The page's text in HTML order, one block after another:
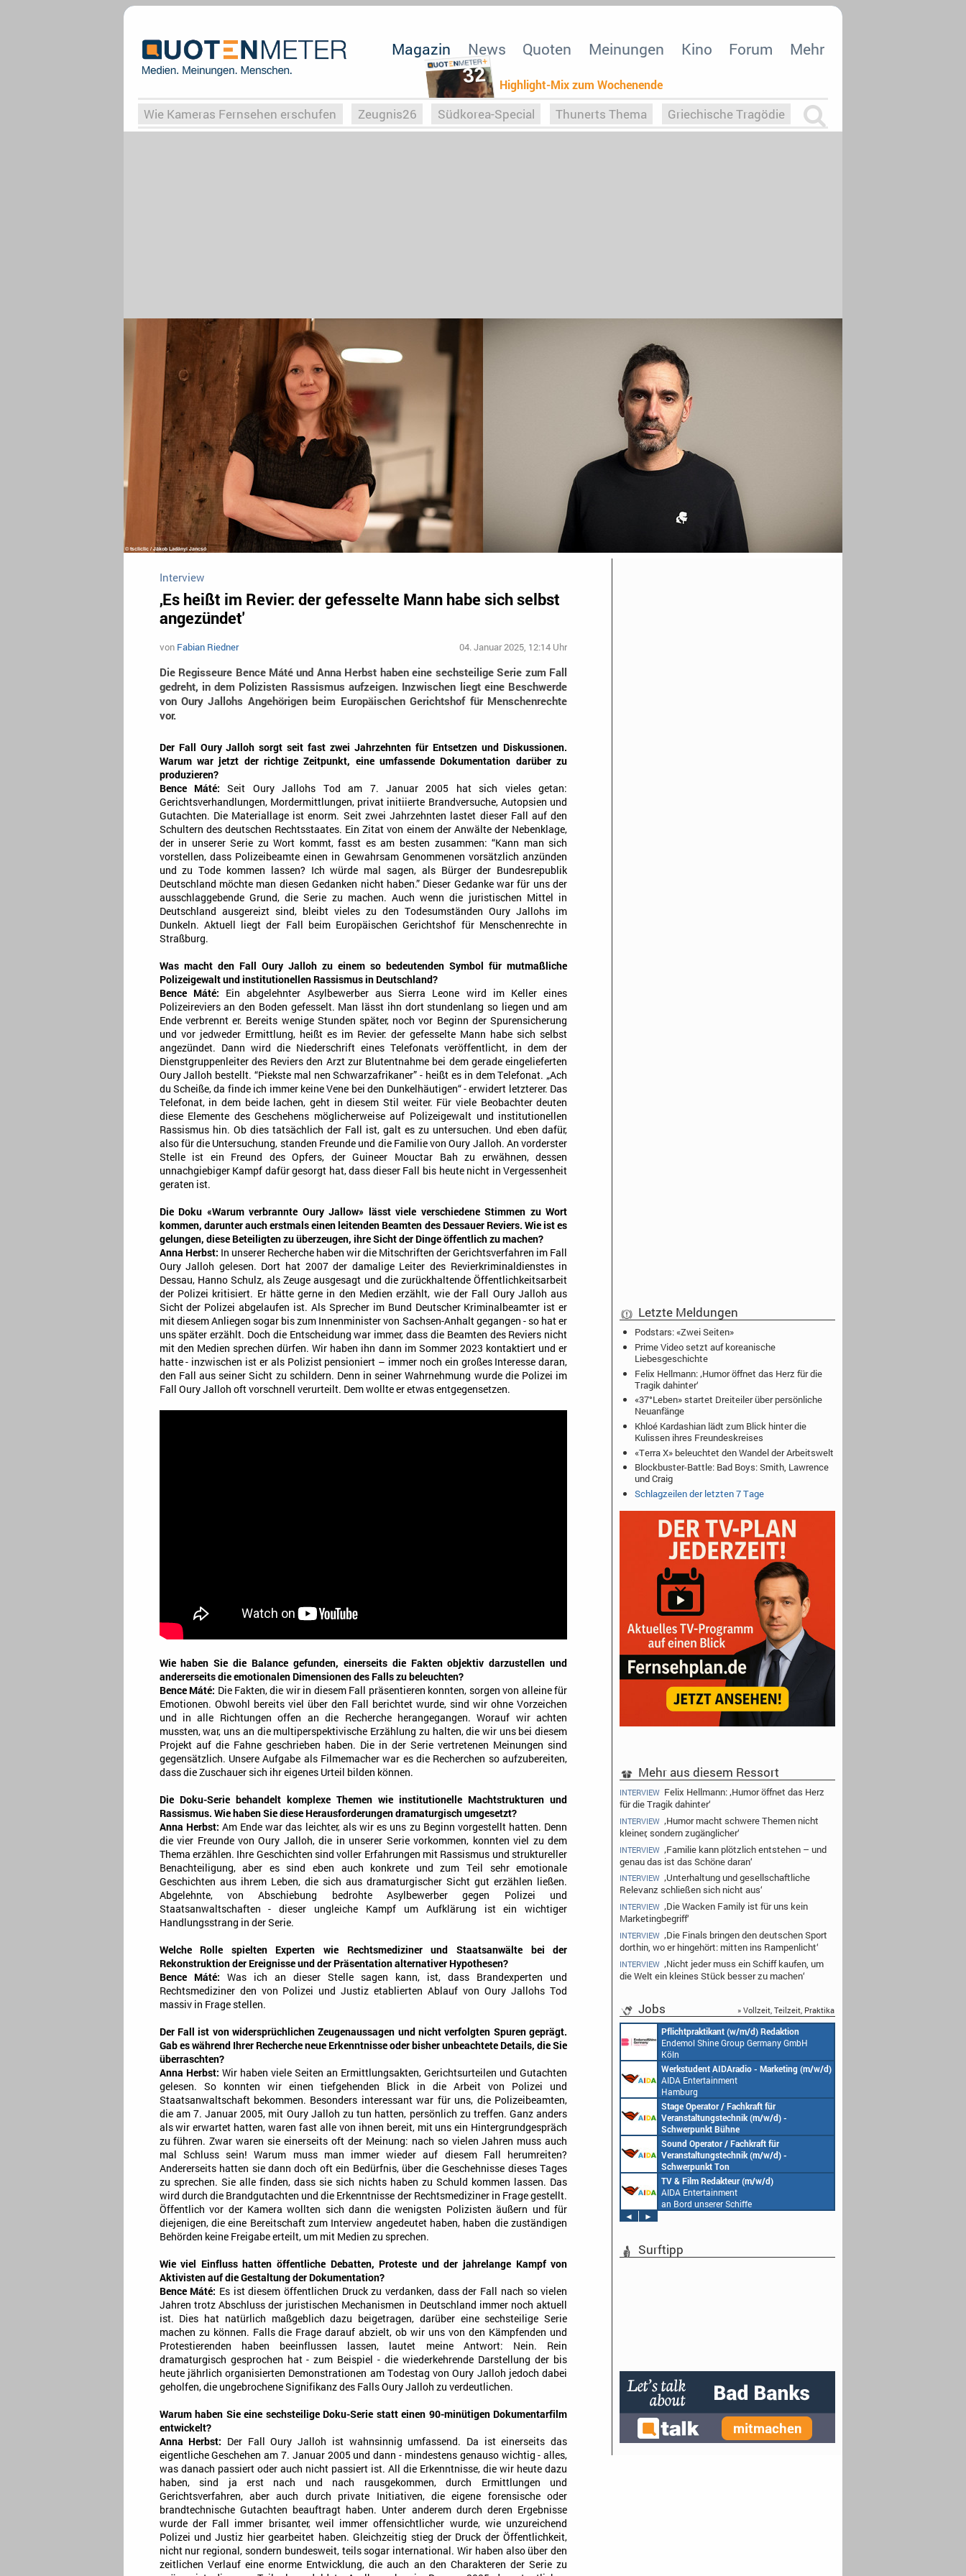
32 Highlight-Mix zum Wochenende
Magazin News Quoten Meinungen Kino Forum Mehr
Wie Kameras Fernsehen erschufen Zeugnis26 Südkorea-Special Thunerts Thema Griechische Tragödie
Interview
‚Es heißt im Revier: der gefesselte Mann habe sich selbst
angezündet'
von Fabian Riedner 04. Januar 2025, 12:14 Uhr
Die Regisseure Bence Máté und Anna Herbst haben eine sechsteilige Serie zum Fall
gedreht, in dem Polizisten Rassismus aufzeigen. Inzwischen liegt eine Beschwerde
von Oury Jallohs Angehörigen beim Europäischen Gerichtshof für Menschenrechte
vor.
Der Fall Oury Jalloh sorgt seit fast zwei Jahrzehnten für Entsetzen und Diskussionen.
Warum war jetzt der richtige Zeitpunkt, eine umfassende Dokumentation darüber zu
produzieren?
Bence Máté:Seit Oury Jallohs Tod am 7. Januar 2005 hat sich vieles getan:
Gerichtsverhandlungen, Mordermittlungen, privat initiierte Brandversuche, Autopsien und
Gutachten. Die Materiallage ist enorm. Seit zwei Jahrzehnten lastet dieser Fall auf den
Schultern des deutschen Rechtsstaates. Ein Zitat von einem der Anwälte der Nebenklage,
der in unserer Serie zu Wort kommt, fasst es am besten zusammen: “Kann man sich
vorstellen, dass Polizeibeamte einen in Gewahrsam Genommenen vorsätzlich anzünden
und zu Tode kommen lassen? Ich würde mal sagen, als Bürger der Bundesrepublik
Deutschland möchte man diesen Gedanken nicht haben.” Dieser Gedanke war für uns der
ausschlaggebende Grund, die Serie zu machen. Auch wenn die juristischen Mittel in
Deutschland ausgereizt sind, bleibt vieles zu den Todesumständen Oury Jallohs im
Dunkeln. Aktuell liegt der Fall beim Europäischen Gerichtshof für Menschenrechte in
Straßburg.
Was macht den Fall Oury Jalloh zu einem so bedeutenden Symbol für mutmaßliche
Polizeigewalt und institutionellen Rassismus in Deutschland?
Bence Máté: Ein abgelehnter Asylbewerber aus Sierra Leone wird im Keller eines
Polizeireviers an den Boden gefesselt. Man lässt ihn dort stundenlang so liegen und am
Ende verbrennt er. Bereits wenige Stunden später, noch vor Beginn der Spurensicherung
und vor jedweder Ermittlung, heißt es im Revier: der gefesselte Mann habe sich selbst
angezündet. Dann wird die Niederschrift eines Telefonats veröffentlicht, in dem der
Dienstgruppenleiter des Reviers den Arzt zur Blutentnahme bei dem gerade eingelieferten
Oury Jalloh bestellt. “Piekste mal nen Schwarzafrikaner” - heißt es in dem Telefonat. „Ach
du Scheiße, da finde ich immer keine Vene bei den Dunkelhäutigen“ - erwidert letzterer. Das
Telefonat, in dem beide lachen, geht in diesem Stil weiter. Für viele Beobachter deuten
diese Elemente des Geschehens möglicherweise auf Polizeigewalt und institutionellen
Rassismus hin. Ob dies tatsächlich der Fall ist, galt es zu untersuchen. Und eben dafür,
also für die Untersuchung, standen Freunde und die Familie von Oury Jalloh. An vorderster
Stelle ist ein Freund des Opfers, der Guineer Mouctar Bah zu erwähnen, dessen
unnachgiebiger Kampf dafür gesorgt hat, dass dieser Fall bis heute nicht in Vergessenheit
geraten ist.
Die Doku «Warum verbrannte Oury Jallow» lässt viele verschiedene Stimmen zu Wort
kommen, darunter auch erstmals einen leitenden Beamten des Dessauer Reviers. Wie ist es
gelungen, diese Beteiligten zu überzeugen, ihre Sicht der Dinge öffentlich zu machen?
Anna Herbst: In unserer Recherche haben wir die Mitschriften der Gerichtsverfahren im Fall
Oury Jalloh gelesen. Dort hat 2007 der damalige Leiter des Revierkriminaldienstes in
Dessau, Hanno Schulz, als Zeuge ausgesagt und die zurückhaltende Öffentlichkeitsarbeit
der Polizei kritisiert. Er hätte gerne in den Medien erzählt, wie der Fall Oury Jalloh aus
Sicht der Polizei abgelaufen ist. Als Sprecher im Bund Deutscher Kriminalbeamter ist er
mit diesem Anliegen sogar bis zum Innenminister von Sachsen-Anhalt gegangen - so hat er
uns später erzählt. Doch die Entscheidung war immer, dass die Beamten des Reviers nicht
mit den Medien sprechen dürfen. Wir haben ihn dann im Sommer 2023 kontaktiert und er
hatte - inzwischen ist er als Polizist pensioniert – immer noch ein großes Interesse daran,
den Fall aus seiner Sicht zu schildern. Denn in seiner Wahrnehmung wurde die Polizei im
Fall Oury Jalloh oft vorschnell verurteilt. Dem wollte er etwas entgegensetzen.
Wie haben Sie die Balance gefunden, einerseits die Fakten objektiv darzustellen und
andererseits die emotionalen Dimensionen des Falls zu beleuchten?
Bence Máté: Die Fakten, die wir in diesem Fall präsentieren konnten, sorgen von alleine für
Emotionen. Obwohl bereits viel über den Fall berichtet wurde, sind wir ohne Vorzeichen
und in alle Richtungen offen an die Recherche herangegangen. Worauf wir achten
mussten, war, uns an die multiperspektivische Erzählung zu halten, die wir uns bei diesem
Projekt auf die Fahne geschrieben haben. Die in der Serie vertretenen Meinungen sind
gegensätzlich. Unsere Aufgabe als Filmemacher war es die Recherchen so aufzubereiten,
dass die Zuschauer sich ihr eigenes Urteil bilden können.
Die Doku-Serie behandelt komplexe Themen wie institutionelle Machtstrukturen und
Rassismus. Wie haben Sie diese Herausforderungen dramaturgisch umgesetzt?
Anna Herbst: Am Ende war das leichter, als wir es uns zu Beginn vorgestellt hatten. Denn
die vier Freunde von Oury Jalloh, die in unserer Serie vorkommen, konnten viel zu dem
Thema erzählen. Ihre Geschichten sind voller Erfahrungen mit Rassismus und struktureller
Benachteiligung, aber es sind eben auch konkrete und zum Teil sehr emotionale
Geschichten aus ihrem Leben, die sich aus dramaturgischer Sicht gut erzählen ließen.
Abgelehnte, von Abschiebung bedrohte Asylbewerber gegen Polizei und
Staatsanwaltschaften - dieser ungleiche Kampf um Aufklärung ist ein wichtiger
Handlungsstrang in der Serie.
Welche Rolle spielten Experten wie Rechtsmediziner und Staatsanwälte bei der
Rekonstruktion der Ereignisse und der Präsentation alternativer Hypothesen?
Bence Máté: Was ich an dieser Stelle sagen kann, ist, dass Brandexperten und
Rechtsmediziner den von Polizei und Justiz etablierten Ablauf von Oury Jallohs Tod
massiv in Frage stellen.
Der Fall ist von widersprüchlichen Zeugenaussagen und nicht verfolgten Spuren geprägt.
Gab es während Ihrer Recherche neue Erkenntnisse oder bisher unbeachtete Details, die Sie
überraschten?
Anna Herbst: Wir haben viele Seiten an Ermittlungsakten, Gerichtsurteilen und Gutachten
gelesen. So konnten wir einen tiefgehenden Blick in die Arbeit von Polizei und
Staatsanwaltschaft bekommen. Besonders interessant war für uns, die Polizeibeamten,
die am 7. Januar 2005, mit Oury Jalloh zu tun hatten, persönlich zu treffen. Ganz anders
als wir erwartet hatten, waren fast alle von ihnen bereit, mit uns ein Hintergrundgespräch
zu führen. Zwar waren sie einerseits oft der Meinung: nach so vielen Jahren muss auch
mal Schluss sein! Warum muss man immer wieder auf diesem Fall herumreiten?
Andererseits hatten sie dann doch oft ein Bedürfnis, über die Geschehnisse dieses Tages
zu sprechen. Sie alle finden, dass sie sich nichts haben zu Schuld kommen lassen. Das
wird durch die Brandgutachten und die Erkenntnisse der Rechtsmediziner in Frage gestellt.
Öffentlich vor der Kamera wollten sich dann die wenigsten Polizisten äußern und für
diejenigen, die eine Bereitschaft zum Interview angedeutet haben, haben die zuständigen
Behörden keine Freigabe erteilt, um mit Medien zu sprechen.
Wie viel Einfluss hatten öffentliche Debatten, Proteste und der jahrelange Kampf von
Aktivisten auf die Gestaltung der Dokumentation?
Bence Máté: Es ist diesem öffentlichen Druck zu verdanken, dass der Fall nach so vielen
Jahren trotz Abschluss der juristischen Mechanismen in Deutschland immer noch aktuell
ist. Dies hat natürlich maßgeblich dazu beigetragen, darüber eine sechsteilige Serie
machen zu können. Falls die Frage darauf abzielt, ob wir uns von den Kämpfenden und
Protestierenden haben beeinflussen lassen, lautet meine Antwort: Nein. Rein
dramaturgisch gesprochen hat - zum Beispiel - die wiederkehrende Darstellung der bis
heute jährlich organisierten Demonstrationen am Todestag von Oury Jalloh jedoch dabei
geholfen, die ungebrochene Signifikanz des Falls Oury Jalloh zu verdeutlichen.
Warum haben Sie eine sechsteilige Doku-Serie statt einen 90-minütigen Dokumentarfilm
entwickelt?
Anna Herbst: Der Fall Oury Jalloh ist wahnsinnig umfassend. Da ist einerseits das
eigentliche Geschehen am 7. Januar 2005 und dann - mindestens genauso wichtig - alles,
was danach passiert oder auch nicht passiert ist. All die Erkenntnisse, die wir heute dazu
haben, sind ja erst nach und nach rausgekommen, durch Ermittlungen und
Gerichtsverfahren, aber auch durch private Initiativen, die eigene forensische oder
brandtechnische Gutachten beauftragt haben. Unter anderem durch deren Ergebnisse
wurde der Fall immer brisanter, weil immer offensichtlicher wurde, wie unzureichend
Polizei und Justiz hier gearbeitet haben. Gleichzeitig stieg der Druck der Öffentlichkeit,
nicht nur regional, sondern bundesweit, teils sogar international. Wir haben also über den
zeitlichen Verlauf eine enorme Entwicklung, die auch an den Charakteren der Serie zu
Letzte Meldungen
Podstars: «Zwei Seiten»
Prime Video setzt auf koreanische
Liebesgeschichte
Felix Hellmann: ‚Humor öffnet das Herz für die
Tragik dahinter‘
«37°Leben» startet Dreiteiler über persönliche
Neuanfänge
Khloé Kardashian lädt zum Blick hinter die
Kulissen ihres Freundeskreises
«Terra X» beleuchtet den Wandel der Arbeitswelt
Blockbuster-Battle: Bad Boys: Smith, Lawrence
und Craig
Schlagzeilen der letzten 7 Tage
Mehr aus diesem Ressort
INTERVIEW Felix Hellmann: ‚Humor öffnet das Herz
für die Tragik dahinter‘
INTERVIEW ‚Humor macht schwere Themen nicht
kleiner, sondern zugänglicher‘
INTERVIEW ‚Familie kann plötzlich entstehen – und
genau das ist das Schöne daran‘
INTERVIEW ‚Unterhaltung und gesellschaftliche
Relevanz schließen sich nicht aus‘
INTERVIEW ‚Die Wacken Family ist für uns kein
Marketingbegriff‘
INTERVIEW ‚Die Finals bringen den deutschen Sport
dorthin, wo er hingehört: mitten ins Rampenlicht‘
INTERVIEW ‚Nicht jeder muss ein Schiff kaufen, um
die Welt ein kleines Stück besser zu machen‘
Jobs » Vollzeit, Teilzeit, Praktika
Pflichtpraktikant (w/m/d) Redaktion
Endemol Shine Group Germany GmbH
Köln
Werkstudent AIDAradio - Marketing (m/w/d)
AIDA Entertainment
Hamburg
Stage Operator / Fachkraft für
Veranstaltungstechnik (m/w/d) -
Schwerpunkt Bühne
AIDA Entertainment
an Bord unserer Schiffe
Sound Operator / Fachkraft für
Veranstaltungstechnik (m/w/d) -
Schwerpunkt Ton
AIDA Entertainment
an Bord unserer Schiffe
TV & Film Redakteur (m/w/d)
AIDA Entertainment
an Bord unserer Schiffe
◄
►
Surftipp